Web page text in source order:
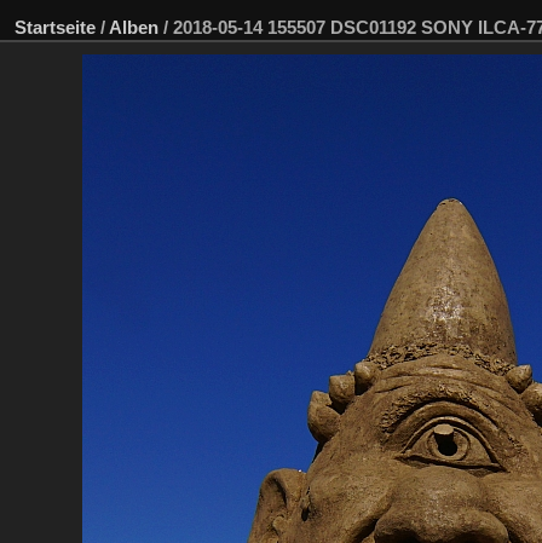
Startseite / Alben / 2018-05-14 155507 DSC01192 SONY ILCA-